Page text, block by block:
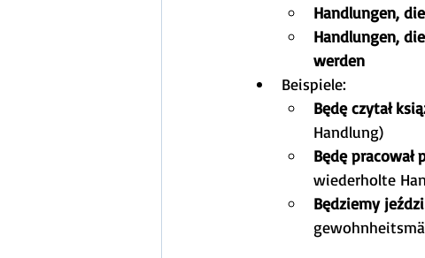
Handlungen,
Handlungen,
werden
Beispiele:
Będę czytał
Handlung)
Będę pracował
wiederholte
Będziemy